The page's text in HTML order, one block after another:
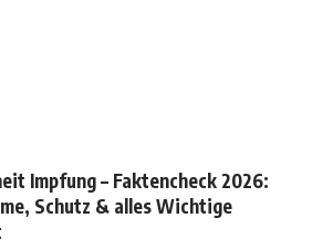
Impfung – Faktencheck 2026:
Schutz & alles Wichtige